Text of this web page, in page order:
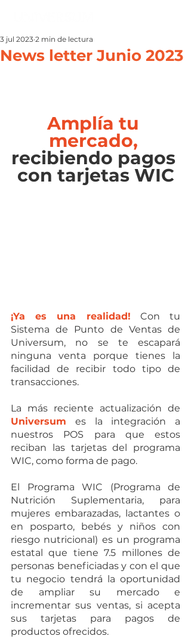
News letter Junio 2023
3 jul 2023 2 min de lectura
Amplía tu
mercado,
recibiendo pagos
con tarjetas WIC
¡Ya es una realidad!
Con tu
Sistema de Punto de Ventas de
Universum, no se te escapará
ninguna venta porque tienes la
facilidad de recibir todo tipo de
transacciones.
Universum es la integración a
nuestros POS para que estos
reciban las tarjetas del
programa
WIC, como forma de pago.
El Programa WIC (Programa de
Nutrición Suplementaria, para
mujeres embarazadas, lactantes o
en posparto, bebés y niños con
riesgo nutricional) es un programa
estatal que tiene 7.5 millones de
personas beneficiadas y con el que
tu negocio tendrá la oportunidad
de ampliar su mercado e
incrementar sus ventas, si acepta
sus tarjetas para pagos de
productos ofrecidos.